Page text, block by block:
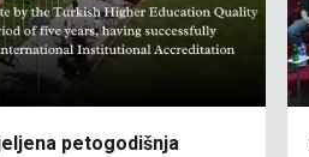
petogodišnja